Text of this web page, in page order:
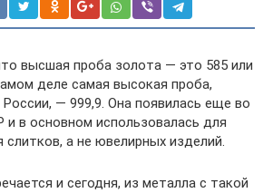
высшая проба золота — это 585 или
деле самая высокая проба,
— 999,9. Она появилась еще во
в основном использовалась для
слитков, а не ювелирных изделий.
и сегодня, из металла с такой